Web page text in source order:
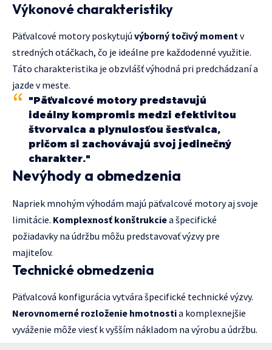
Výkonové charakteristiky
Päťvalcové motory poskytujú výborný točivý momentv
stredných otáčkach, čo je ideálne pre každodenné využitie.
Táto charakteristika je obzvlášť výhodná pri predchádzaní a
jazde v meste.
"Päťvalcové motory predstavujú
ideálny kompromis medzi efektivitou
štvorvalca a plynulosťou šesťvalca,
pričom si zachovávajú svoj jedinečný
charakter."
Nevýhody a obmedzenia
Napriek mnohým výhodám majú päťvalcové motory aj svoje
limitácie. Komplexnosť konštrukciea špecifické
požiadavky na údržbu môžu predstavovať výzvy pre
majiteľov.
Technické obmedzenia
Päťvalcová konfigurácia vytvára špecifické technické výzvy.
Nerovnomerné rozloženie hmotnostia komplexnejšie
vyváženie môže viesť k vyšším nákladom na výrobu a údržbu.